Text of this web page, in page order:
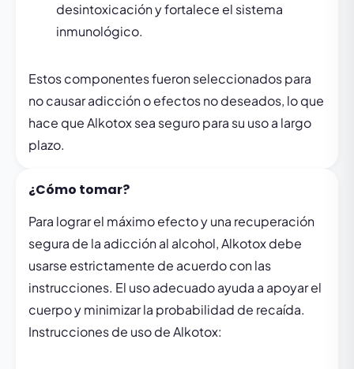
desintoxicación y fortalece el sistema
inmunológico.
Estos componentes fueron seleccionados para
no causar adicción o efectos no deseados, lo que
hace que Alkotox sea seguro para su uso a largo
plazo.
¿Cómo tomar?
Para lograr el máximo efecto y una recuperación
segura de la adicción al alcohol, Alkotox debe
usarse estrictamente de acuerdo con las
instrucciones. El uso adecuado ayuda a apoyar el
cuerpo y minimizar la probabilidad de recaída.
Instrucciones de uso de Alkotox: